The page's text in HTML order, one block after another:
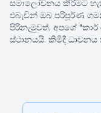
සමාලෝචනය කිරීමට
එබැවින් ඔබ පරිපූර්ණ
පිරිනැමුවත්, අපගේ
ස්ථානයයි. කිමිදී